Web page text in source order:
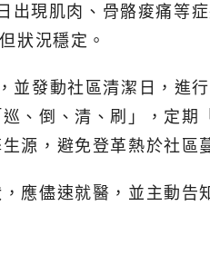
現肌肉、骨骼痠痛等
狀況穩定。
發動社區清潔日，進
、倒、清、刷」，定期
源，避免登革熱於社區
應儘速就醫，並主動告